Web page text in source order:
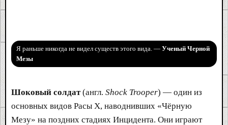
Я раньше никогда не видел существ этого вида. — Ученый Черной
Мезы
Шоковый солдат(англ. Shock Trooper) — один из
основных видов Расы X, наводнивших «Чёрную
Мезу» на поздних стадиях Инцидента. Они играют